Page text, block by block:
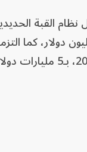
القبة
218 مليون دولار،